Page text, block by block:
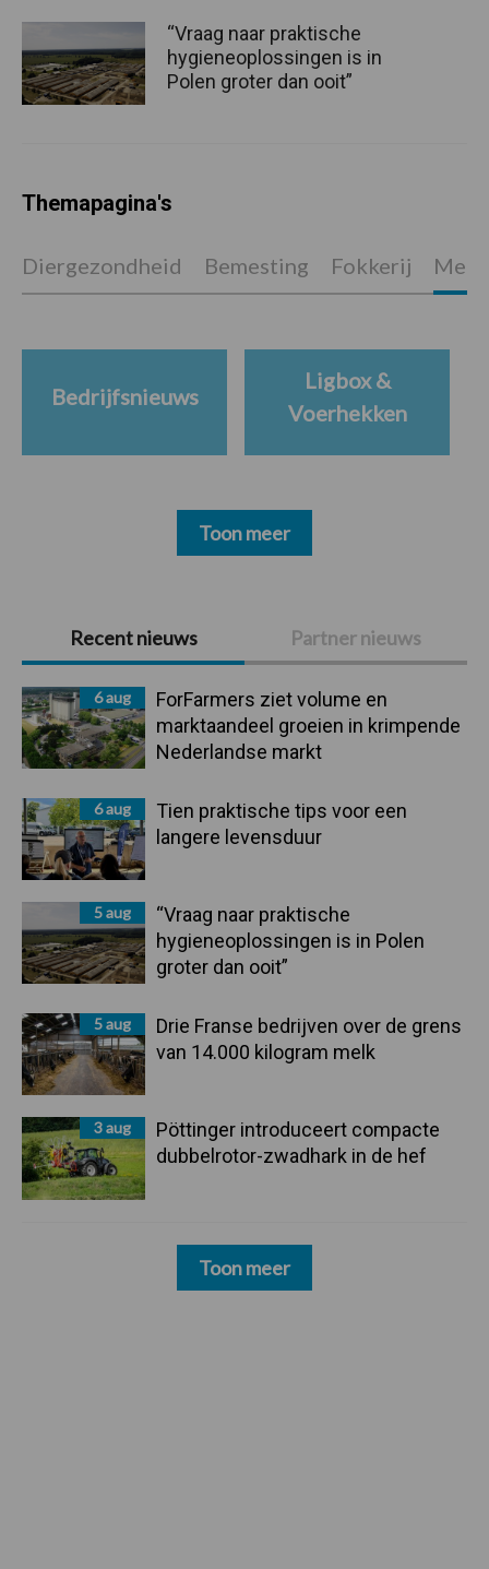
Primaire
Sidebar
Recent nieuws Partner nieuws
6 aug
ForFarmers ziet volume en
marktaandeel groeien in krimpende
Nederlandse markt
6 aug
Tien praktische tips voor een
langere levensduur
5 aug
“Vraag naar praktische
hygieneoplossingen is in Polen
groter dan ooit”
5 aug
Drie Franse bedrijven over de grens
van 14.000 kilogram melk
3 aug
Pöttinger introduceert compacte
dubbelrotor-zwadhark in de hef
Toon meer
“Vraag naar praktische
hygieneoplossingen is in
Polen groter dan ooit”
Themapagina's
Diergezondheid Bemesting Fokkerij
Bedrijfsnieuws
Ligbox &
Voerhekken
Toon meer